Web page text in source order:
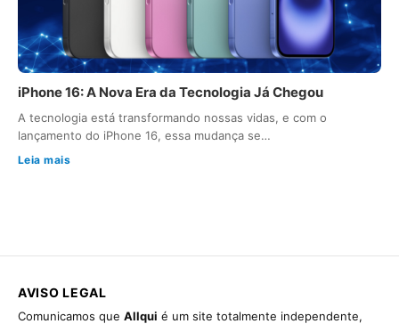
iPhone 16: A Nova Era da Tecnologia Já Chegou
A tecnologia está transformando nossas vidas, e com o
lançamento do iPhone 16, essa mudança se…
Leia mais
AVISO LEGAL
Comunicamos que Allqui é um site totalmente independente,